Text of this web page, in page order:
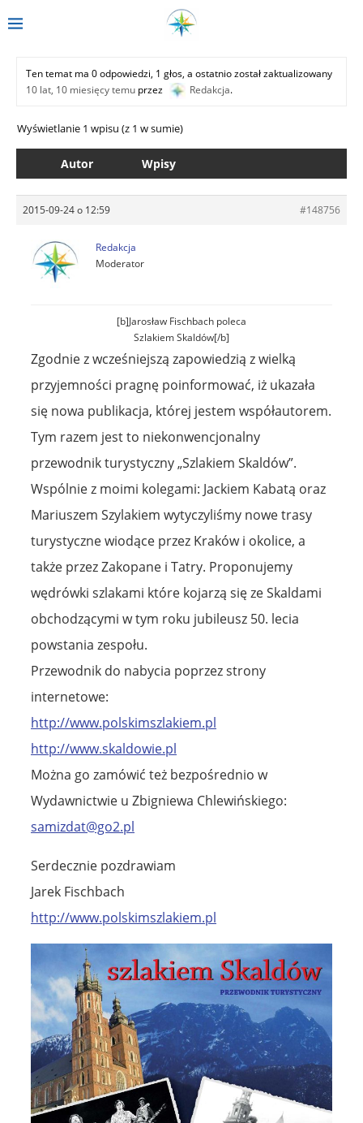
Ten temat ma 0 odpowiedzi, 1 głos, a ostatnio został zaktualizowany
10 lat, 10 miesięcy temu przez Redakcja.
Wyświetlanie 1 wpisu (z 1 w sumie)
Autor Wpisy
2015-09-24 o 12:59 #148756
Redakcja
Moderator
[b]Jarosław Fischbach poleca
Szlakiem Skaldów[/b]
Zgodnie z wcześniejszą zapowiedzią z wielką
przyjemności pragnę poinformować, iż ukazała
się nowa publikacja, której jestem współautorem.
Tym razem jest to niekonwencjonalny
przewodnik turystyczny „Szlakiem Skaldów”.
Wspólnie z moimi kolegami: Jackiem Kabatą oraz
Mariuszem Szylakiem wytyczyliśmy nowe trasy
turystyczne wiodące przez Kraków i okolice, a
także przez Zakopane i Tatry. Proponujemy
wędrówki szlakami które kojarzą się ze Skaldami
obchodzącymi w tym roku jubileusz 50. lecia
powstania zespołu.
Przewodnik do nabycia poprzez strony
internetowe:
http://www.polskimszlakiem.pl
http://www.skaldowie.pl
Można go zamówić też bezpośrednio w
Wydawnictwie u Zbigniewa Chlewińskiego:
samizdat@go2.pl
Serdecznie pozdrawiam
Jarek Fischbach
http://www.polskimszlakiem.pl